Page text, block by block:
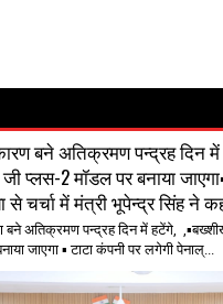
बने अतिक्रमण पन्द्रह दिन में
प्लस-2 मॉडल पर बनाया
से चर्चा में मंत्री भूपेन्द्र सिंह ने
अतिक्रमण पन्द्रह दिन में हटेंगे,
जाएगा ▪️ टाटा कंपनी पर लगेगी पेनाल्...